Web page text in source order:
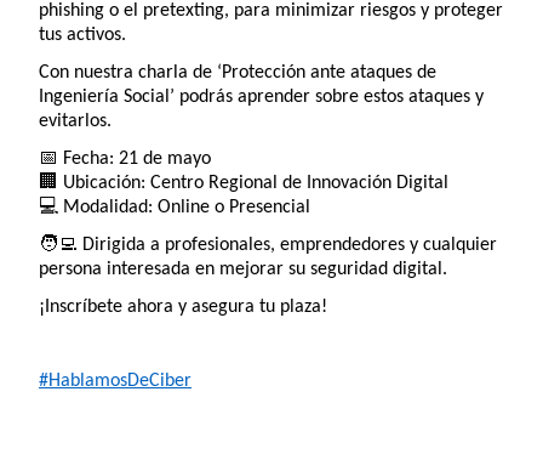
phishing o el pretexting, para minimizar riesgos y proteger
tus activos.
Con nuestra charla de ‘Protección ante ataques de
Ingeniería Social’ podrás aprender sobre estos ataques y
evitarlos.
📅 Fecha: 21 de mayo
🏢 Ubicación: Centro Regional de Innovación Digital
💻 Modalidad: Online o Presencial
🧑‍💻 Dirigida a profesionales, emprendedores y cualquier
persona interesada en mejorar su seguridad digital.
¡Inscríbete ahora y asegura tu plaza!
#HablamosDeCiber